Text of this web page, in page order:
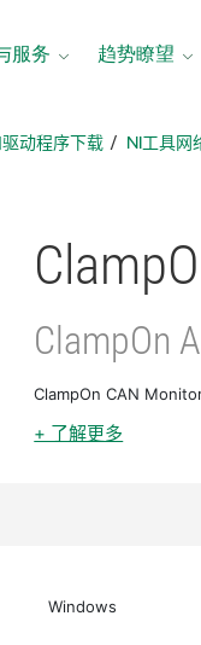
服务 趋势瞭望
动程序下载 NI工具网
ClampOn
ClampOn CAN
+ 了解更多
Windows